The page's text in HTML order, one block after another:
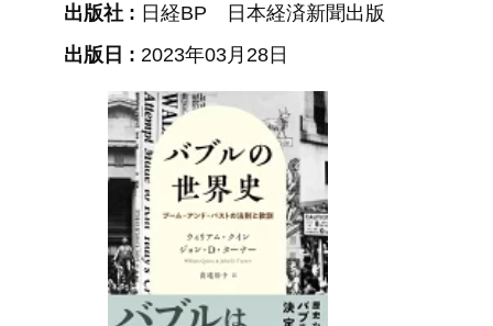
出版社 : 日経BP 日本経済新聞出版
出版日 : 2023年03月28日